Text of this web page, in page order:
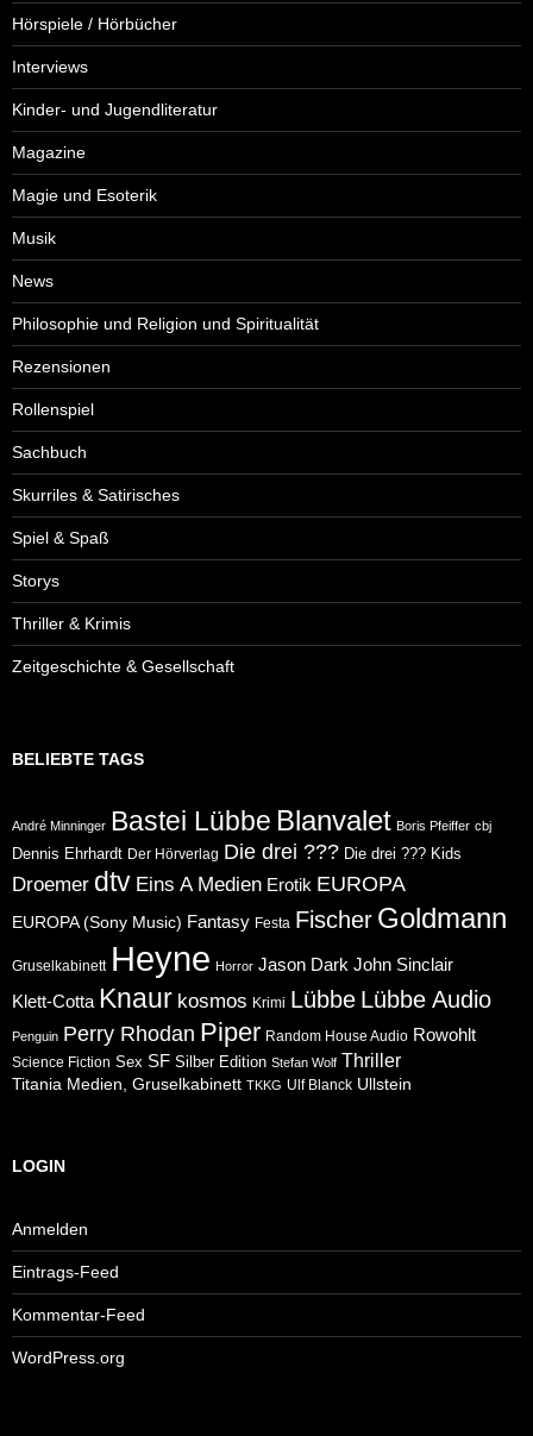
Hörspiele / Hörbücher
Interviews
Kinder- und Jugendliteratur
Magazine
Magie und Esoterik
Musik
News
Philosophie und Religion und Spiritualität
Rezensionen
Rollenspiel
Sachbuch
Skurriles & Satirisches
Spiel & Spaß
Storys
Thriller & Krimis
Zeitgeschichte & Gesellschaft
BELIEBTE TAGS
André Minninger Bastei Lübbe Blanvalet Boris Pfeiffer cbj
Dennis Ehrhardt Der Hörverlag Die drei ??? Die drei ??? Kids
Droemer dtv Eins A Medien Erotik EUROPA
EUROPA (Sony Music) Fantasy Festa Fischer Goldmann
Gruselkabinett Heyne Horror Jason Dark John Sinclair
Klett-Cotta Knaur kosmos Krimi Lübbe Lübbe Audio
Penguin Perry Rhodan Piper Random House Audio Rowohlt
Science Fiction Sex SF Silber Edition Stefan Wolf Thriller
Titania Medien, Gruselkabinett TKKG Ulf Blanck Ullstein
LOGIN
Anmelden
Eintrags-Feed
Kommentar-Feed
WordPress.org